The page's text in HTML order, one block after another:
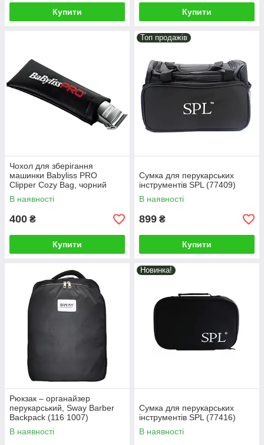
Купити Купити
Чохол для зберігання
машинки Babyliss PRO
Clipper Cozy Bag, чорний
(M3911E)
В наявності
400 ₴
Купити
Топ продажів
Сумка для перукарських
інструментів SPL (77409)
В наявності
899 ₴
Купити
Рюкзак – органайзер
перукарський, Sway Barber
Backpack (116 1007)
В наявності
Новинка!
Сумка для перукарських
інструментів SPL (77416)
В наявності